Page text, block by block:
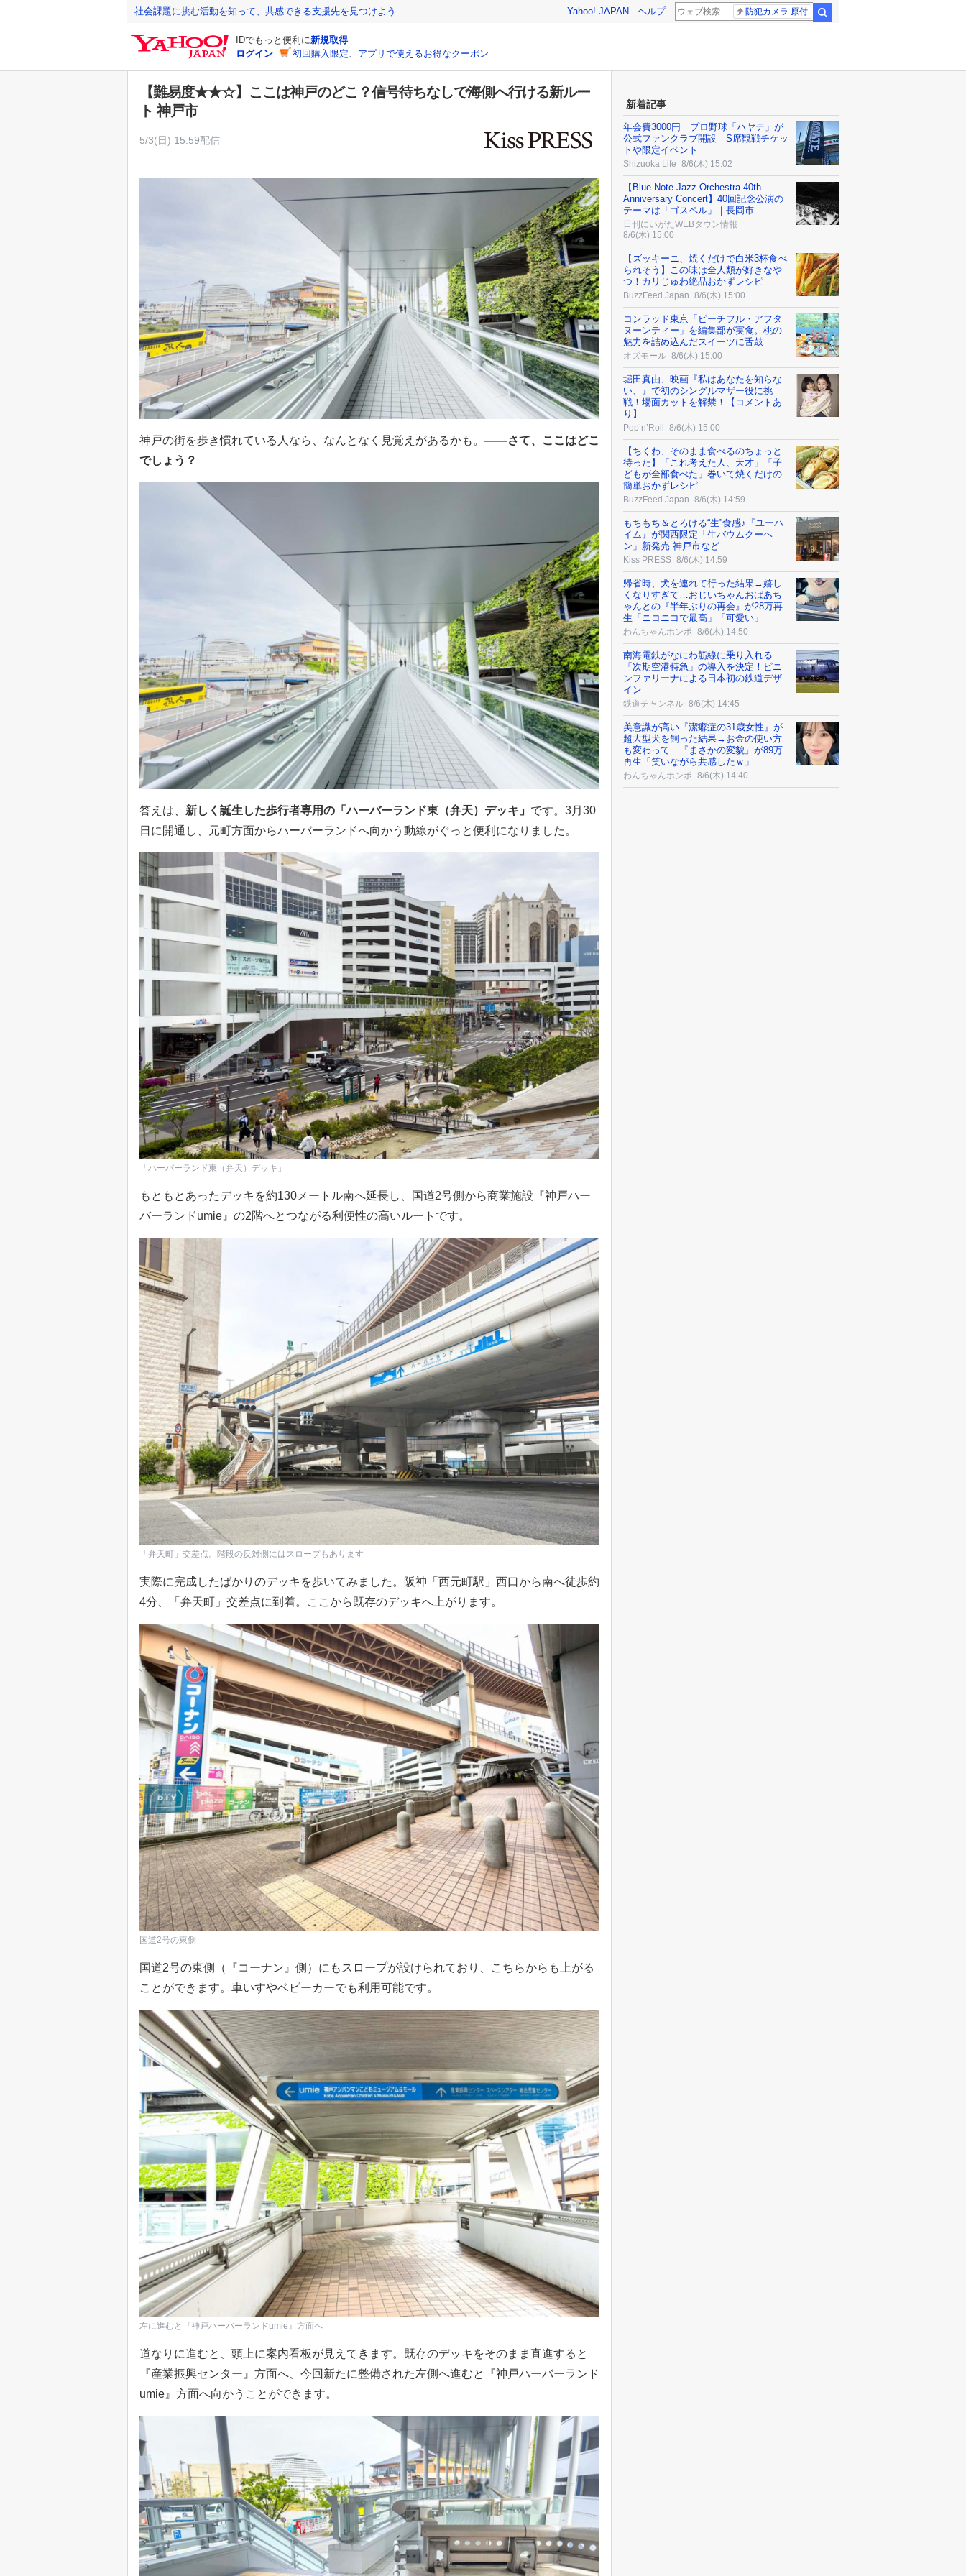
社会課題に挑む活動を知って、共感できる支援先を見つけよう Yahoo! JAPAN ヘルプ 防犯カメラ 原付
IDでもっと便利に新規取得
ログイン
初回購入限定、アプリで使えるお得なクーポン
【難易度★★☆】ここは神戸のどこ？信号待ちなしで海側へ行ける新ルー
ト 神戸市
5/3(日) 15:59配信
神戸の街を歩き慣れている人なら、なんとなく見覚えがあるかも。 ——さて、ここはどこ
でしょう？
答えは、 新しく誕生した歩行者専用の「ハーバーランド東（弁天）デッキ」 です。3月30
日に開通し、元町方面からハーバーランドへ向かう動線がぐっと便利になりました。
「ハーバーランド東（弁天）デッキ」
もともとあったデッキを約130メートル南へ延長し、国道2号側から商業施設『神戸ハー
バーランドumie』の2階へとつながる利便性の高いルートです。
「弁天町」交差点。階段の反対側にはスロープもあります
実際に完成したばかりのデッキを歩いてみました。阪神「西元町駅」西口から南へ徒歩約
4分、「弁天町」交差点に到着。ここから既存のデッキへ上がります。
国道2号の東側
国道2号の東側（『コーナン』側）にもスロープが設けられており、こちらからも上がる
ことができます。車いすやベビーカーでも利用可能です。
左に進むと『神戸ハーバーランドumie』方面へ
道なりに進むと、頭上に案内看板が見えてきます。既存のデッキをそのまま直進すると
『産業振興センター』方面へ、今回新たに整備された左側へ進むと『神戸ハーバーランド
umie』方面へ向かうことができます。
新着記事
年会費3000円 プロ野球「ハヤテ」が
公式ファンクラブ開設 S席観戦チケッ
トや限定イベント
Shizuoka Life 8/6(木) 15:02
【Blue Note Jazz Orchestra 40th
Anniversary Concert】40回記念公演の
テーマは「ゴスペル」｜長岡市
日刊にいがたWEBタウン情報
8/6(木) 15:00
【ズッキーニ、焼くだけで白米3杯食べ
られそう】この味は全人類が好きなや
つ！カリじゅわ絶品おかずレシピ
BuzzFeed Japan 8/6(木) 15:00
コンラッド東京「ピーチフル・アフタ
ヌーンティー」を編集部が実食。桃の
魅力を詰め込んだスイーツに舌鼓
オズモール 8/6(木) 15:00
堀田真由、映画『私はあなたを知らな
い、』で初のシングルマザー役に挑
戦！場面カットを解禁！【コメントあ
り】
Pop’n’Roll 8/6(木) 15:00
【ちくわ、そのまま食べるのちょっと
待った】「これ考えた人、天才」「子
どもが全部食べた」巻いて焼くだけの
簡単おかずレシピ
BuzzFeed Japan 8/6(木) 14:59
もちもち＆とろける“生”食感♪『ユーハ
イム』が関西限定「生バウムクーヘ
ン」新発売 神戸市など
Kiss PRESS 8/6(木) 14:59
帰省時、犬を連れて行った結果→嬉し
くなりすぎて…おじいちゃんおばあち
ゃんとの『半年ぶりの再会』が28万再
生「ニコニコで最高」「可愛い」
わんちゃんホンポ 8/6(木) 14:50
南海電鉄がなにわ筋線に乗り入れる
「次期空港特急」の導入を決定！ピニ
ンファリーナによる日本初の鉄道デザ
イン
鉄道チャンネル 8/6(木) 14:45
美意識が高い『潔癖症の31歳女性』が
超大型犬を飼った結果→お金の使い方
も変わって…『まさかの変貌』が89万
再生「笑いながら共感したｗ」
わんちゃんホンポ 8/6(木) 14:40